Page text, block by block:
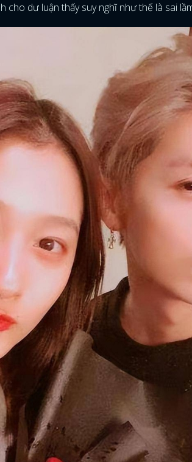
cho dư luận thấy suy nghĩ như thế là sai